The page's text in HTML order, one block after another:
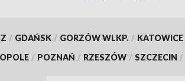
/ GDAŃSK / GORZÓW WLKP. / KATOWICE
OPOLE / POZNAŃ / RZESZÓW / SZCZECIN /